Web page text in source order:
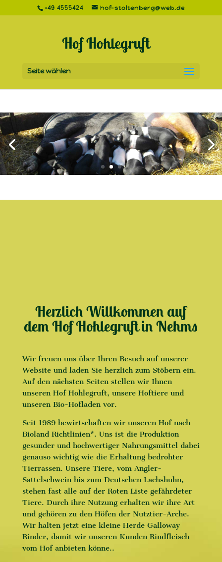
+49 4555424 hof-stoltenberg@web.de
Seite wählen
Herzlich Willkommen auf
dem Hof Hohlegruft in Nehms
Wir freuen uns über Ihren Besuch auf unserer
Website und laden Sie herzlich zum Stöbern ein.
Auf den nächsten Seiten stellen wir Ihnen
unseren Hof Hohlegruft, unsere Hoftiere und
unseren Bio-Hofladen vor.
Seit 1989 bewirtschaften wir unseren Hof nach
Bioland Richtlinien*. Uns ist die Produktion
gesunder und hochwertiger Nahrungsmittel dabei
genauso wichtig wie die Erhaltung bedrohter
Tierrassen. Unsere Tiere, vom Angler-
Sattelschwein bis zum Deutschen Lachshuhn,
stehen fast alle auf der Roten Liste gefährdeter
Tiere. Durch ihre Nutzung erhalten wir ihre Art
und gehören zu den Höfen der Nutztier-Arche.
Wir halten jetzt eine kleine Herde Galloway
Rinder, damit wir unseren Kunden Rindfleisch
vom Hof anbieten könne..